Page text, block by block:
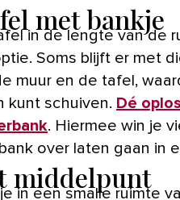
met bankje
in de lengte van de
Soms blijft er met
muur en de tafel,
kunt schuiven. Dé
. Hiermee win je
over laten gaan in
middelpunt
in een smalle ruimte